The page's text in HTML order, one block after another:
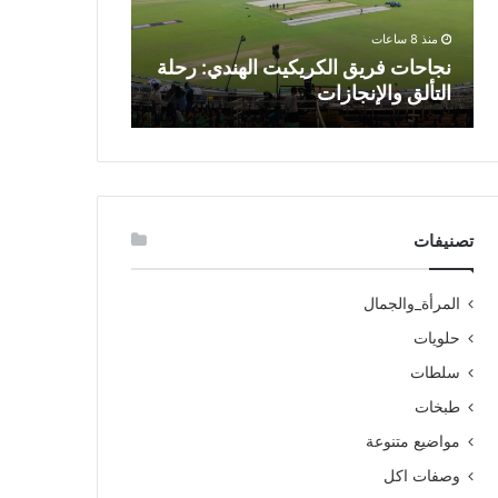
منذ 8 ساعات
نجاحات فريق الكريكيت الهندي: رحلة
التألق والإنجازات
تصنيفات
المرأة_والجمال
حلويات
سلطات
طبخات
مواضيع متنوعة
وصفات اكل